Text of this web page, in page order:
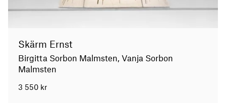
Skärm Ernst
Birgitta Sorbon Malmsten, Vanja Sorbon
Malmsten
3 550 kr